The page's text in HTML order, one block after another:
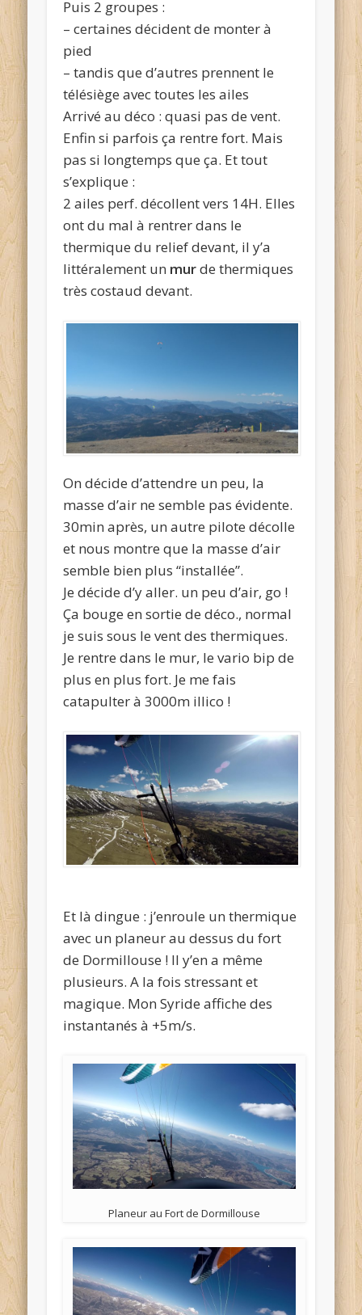
Puis 2 groupes :
– certaines décident de monter à
pied
– tandis que d’autres prennent le
télésiège avec toutes les ailes
Arrivé au déco : quasi pas de vent.
Enfin si parfois ça rentre fort. Mais
pas si longtemps que ça. Et tout
s’explique :
2 ailes perf. décollent vers 14H. Elles
ont du mal à rentrer dans le
thermique du relief devant, il y’a
littéralement un murde thermiques
très costaud devant.
On décide d’attendre un peu, la
masse d’air ne semble pas évidente.
30min après, un autre pilote décolle
et nous montre que la masse d’air
semble bien plus “installée”.
Je décide d’y aller. un peu d’air, go !
Ça bouge en sortie de déco., normal
je suis sous le vent des thermiques.
Je rentre dans le mur, le vario bip de
plus en plus fort. Je me fais
catapulter à 3000m illico !
Et là dingue : j’enroule un thermique
avec un planeur au dessus du fort
de Dormillouse ! Il y’en a même
plusieurs. A la fois stressant et
magique. Mon Syride affiche des
instantanés à +5m/s.
Planeur au Fort de Dormillouse